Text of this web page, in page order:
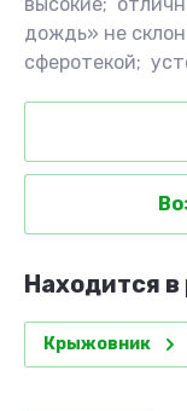
дождь» не
сферотекой;
Находится в
Крыжовник